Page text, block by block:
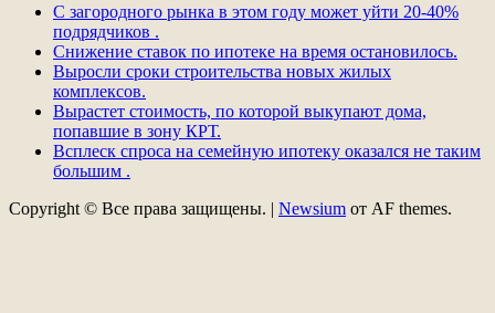
С загородного рынка в этом году может уйти 20-40%
подрядчиков .
Снижение ставок по ипотеке на время остановилось.
Выросли сроки строительства новых жилых
комплексов.
Вырастет стоимость, по которой выкупают дома,
попавшие в зону КРТ.
Всплеск спроса на семейную ипотеку оказался не таким
большим .
Copyright © Все права защищены. | Newsium от AF themes.